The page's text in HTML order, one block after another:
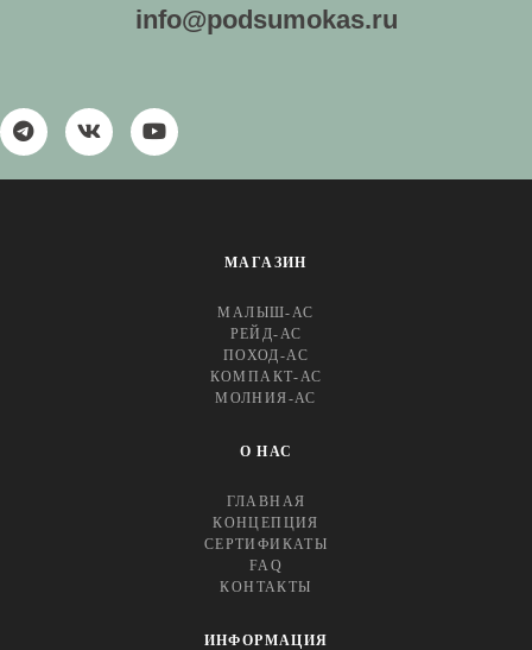
info@podsumokas.ru
МАГАЗИН
МАЛЫШ-АС
РЕЙД-АС
ПОХОД-АС
КОМПАКТ-АС
МОЛНИЯ-АС
О НАС
ГЛАВНАЯ
КОНЦЕПЦИЯ
СЕРТИФИКАТЫ
FAQ
КОНТАКТЫ
ИНФОРМАЦИЯ